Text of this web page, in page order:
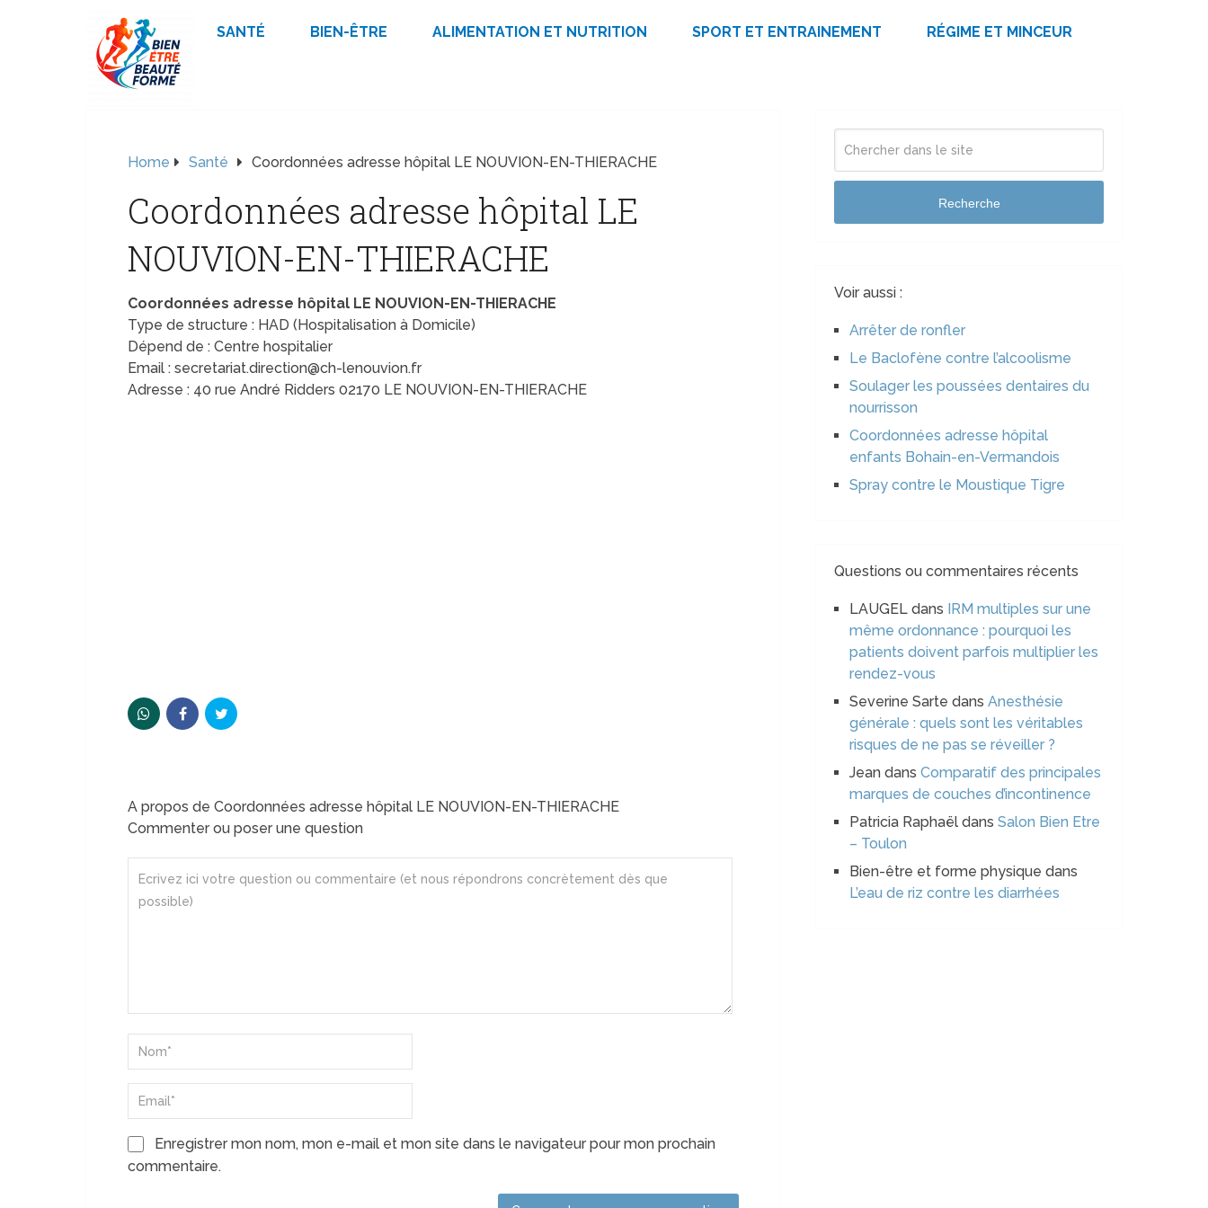
SANTÉ BIEN-ÊTRE ALIMENTATION ET NUTRITION SPORT ET ENTRAINEMENT RÉGIME ET MINCEUR
Home Santé Coordonnées adresse hôpital LE NOUVION-EN-THIERACHE
Coordonnées adresse hôpital LE
NOUVION-EN-THIERACHE
Coordonnées adresse hôpital LE NOUVION-EN-THIERACHE
Type de structure : HAD (Hospitalisation à Domicile)
Dépend de : Centre hospitalier
Email : secretariat.direction@ch-lenouvion.fr
Adresse : 40 rue André Ridders 02170 LE NOUVION-EN-THIERACHE
A propos de Coordonnées adresse hôpital LE NOUVION-EN-THIERACHE
Commenter ou poser une question
Enregistrer mon nom, mon e-mail et mon site dans le navigateur pour mon prochain
commentaire.
Recherche
Voir aussi :
Arrêter de ronfler
Le Baclofène contre l’alcoolisme
Soulager les poussées dentaires du
nourrisson
Coordonnées adresse hôpital
enfants Bohain-en-Vermandois
Spray contre le Moustique Tigre
Questions ou commentaires récents
LAUGEL dans IRM multiples sur une
même ordonnance : pourquoi les
patients doivent parfois multiplier les
rendez-vous
Severine Sarte dansAnesthésie
générale : quels sont les véritables
risques de ne pas se réveiller ?
Jean dansComparatif des principales
marques de couches d’incontinence
Patricia Raphaël dansSalon Bien Etre
– Toulon
Bien-être et forme physique dans
L’eau de riz contre les diarrhées